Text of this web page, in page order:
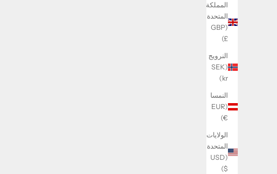
المملكة
المتحدة
(GBP
£)
النرويج
(SEK
kr)
النمسا
(EUR
€)
الولايات
المتحدة
(USD
$)